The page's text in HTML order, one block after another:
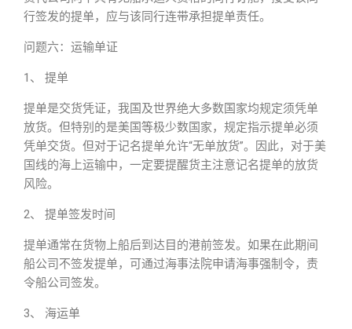
行签发的提单，应与该同行连带承担提单责任。
问题六：运输单证
1、 提单
提单是交货凭证，我国及世界绝大多数国家均规定须凭单
放货。但特别的是美国等极少数国家，规定指示提单必须
凭单交货。但对于记名提单允许“无单放货”。因此，对于美
国线的海上运输中，一定要提醒货主注意记名提单的放货
风险。
2、 提单签发时间
提单通常在货物上船后到达目的港前签发。如果在此期间
船公司不签发提单，可通过海事法院申请海事强制令，责
令船公司签发。
3、 海运单